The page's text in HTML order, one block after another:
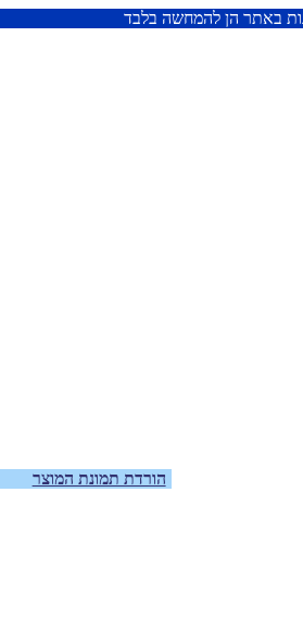
באתר הן להמחשה בלבד
הורדת תמונת המוצר